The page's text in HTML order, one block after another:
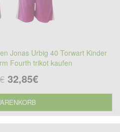
Jonas Urbig 40 Torwart Kinder
Fourth trikot kaufen
32,85€